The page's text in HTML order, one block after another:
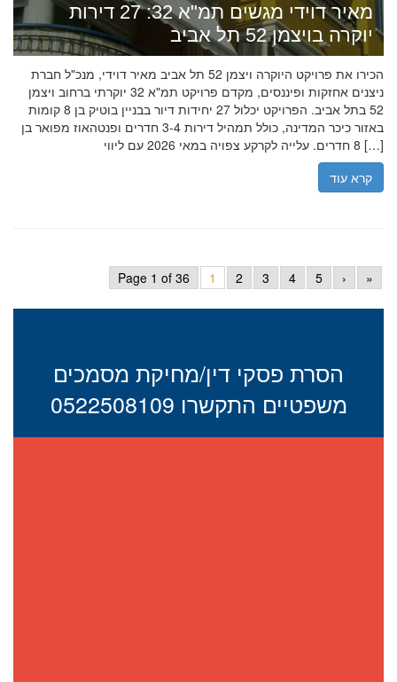
מאיר דוידי מגשים תמ"א 32: 27 דירות
יוקרה בויצמן 52 תל אביב
הכירו את פרויקט היוקרה ויצמן 52 תל אביב מאיר דוידי, מנכ"ל חברת
ניצנים אחזקות ופיננסים, מקדם פרויקט תמ"א 32 יוקרתי ברחוב ויצמן
52 בתל אביב. הפרויקט יכלול 27 יחידות דיור בבניין בוטיק בן 8 קומות
באזור כיכר המדינה, כולל תמהיל דירות 3-4 חדרים ופנטהאוז מפואר בן
8 חדרים. עלייה לקרקע צפויה במאי 2026 עם ליווי […]
קרא עוד
Page 1 of 36 1 2 3 4 5 › »
הסרת פסקי דין/מחיקת מסמכים
משפטיים התקשרו 0522508109